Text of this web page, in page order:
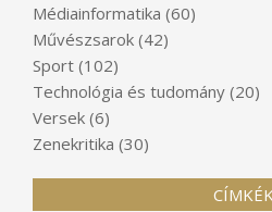
Médiainformatika (60)
Művészsarok (42)
Sport (102)
Technológia és tudomány (20)
Versek (6)
Zenekritika (30)
CÍMKÉK